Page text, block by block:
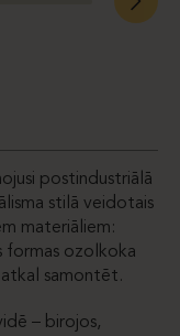
postindustriālā
stilā veidotais
materiāliem:
formas ozolkoka
samontēt.
– birojos,